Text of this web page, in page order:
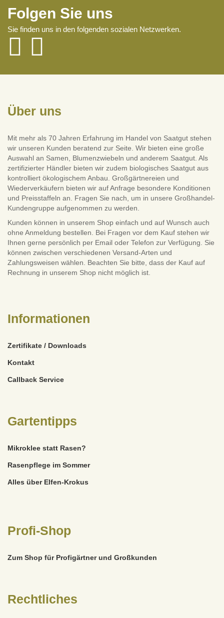
Folgen Sie uns
Sie finden uns in den folgenden sozialen Netzwerken.
Über uns
Mit mehr als 70 Jahren Erfahrung im Handel von Saatgut stehen
wir unseren Kunden beratend zur Seite. Wir bieten eine große
Auswahl an Samen, Blumenzwiebeln und anderem Saatgut. Als
zertifizierter Händler bieten wir zudem biologisches Saatgut aus
kontrolliert ökologischem Anbau. Großgärtnereien und
Wiederverkäufern bieten wir auf Anfrage besondere Konditionen
und Preisstaffeln an. Fragen Sie nach, um in unsere Großhandel-
Kundengruppe aufgenommen zu werden.
Kunden können in unserem Shop einfach und auf Wunsch auch
ohne Anmeldung bestellen. Bei Fragen vor dem Kauf stehen wir
Ihnen gerne persönlich per Email oder Telefon zur Verfügung. Sie
können zwischen verschiedenen Versand-Arten und
Zahlungsweisen wählen. Beachten Sie bitte, dass der Kauf auf
Rechnung in unserem Shop nicht möglich ist.
Informationen
Zertifikate / Downloads
Kontakt
Callback Service
Gartentipps
Mikroklee statt Rasen?
Rasenpflege im Sommer
Alles über Elfen-Krokus
Profi-Shop
Zum Shop für Profigärtner und Großkunden
Rechtliches